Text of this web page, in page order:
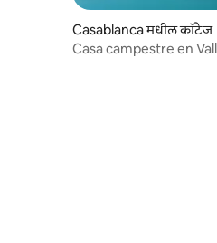
Casablanca मधील कॉटेज
Casa campestre en